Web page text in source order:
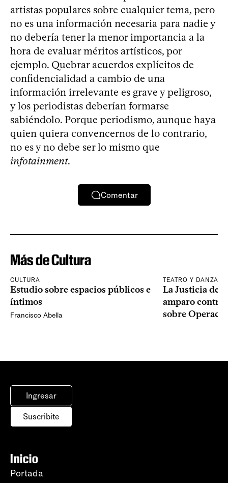
artistas populares sobre cualquier tema, pero
no es una información necesaria para nadie y
no debería tener la menor importancia a la
hora de evaluar méritos artísticos, por
ejemplo. Quebrar acuerdos explícitos de
confidencialidad a cambio de una
información irrelevante es grave y peligroso,
y los periodistas deberían formarse
sabiéndolo. Porque periodismo, aunque haya
quien quiera convencernos de lo contrario,
no es y no debe ser lo mismo que
infotainment.
Comentar
Más de Cultura
CULTURA
Estudio sobre espacios públicos e
íntimos
Francisco Abella
TEATRO Y DANZA
La Justicia
amparo contra
sobre
Ingresar
Suscribite
Inicio
Portada